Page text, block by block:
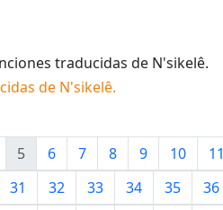
traducidas de N'sikelê.
de N'sikelê.
5 6 7 8 9 10 11
31 32 33 34 35 36